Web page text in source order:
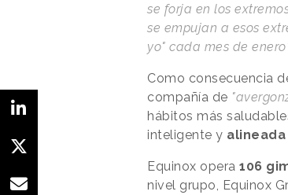
se forja en los
se empujan a esos
yo" cada mes de
Como consecuencia
compañía de
hábitos más
inteligente y
Equinox opera 106
nivel grupo, Equinox